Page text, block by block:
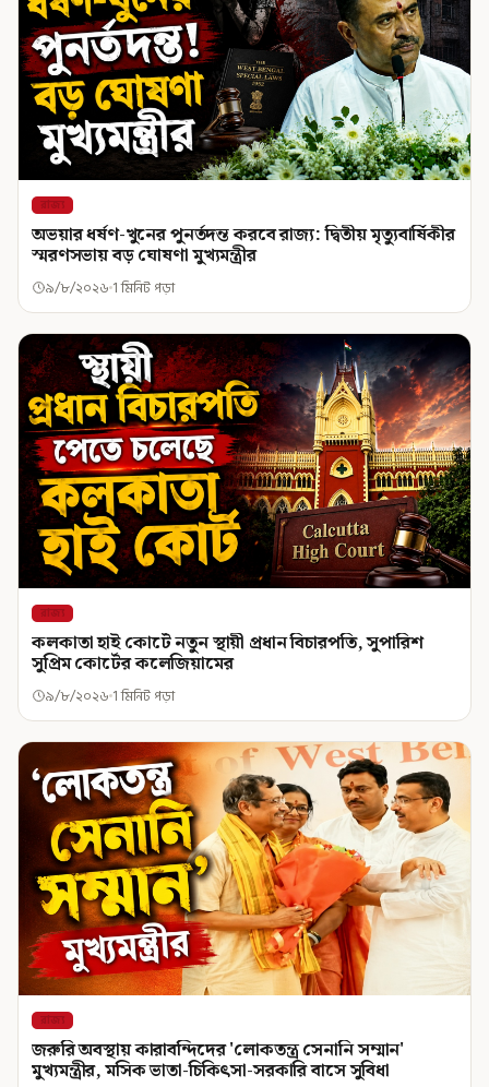
রাজ্য
অভয়ার ধর্ষণ-খুনের পুনর্তদন্ত করবে রাজ্য: দ্বিতীয় মৃত্যুবার্ষিকীর
স্মরণসভায় বড় ঘোষণা মুখ্যমন্ত্রীর
৯/৮/২০২৬ 1 মিনিট পড়া
রাজ্য
কলকাতা হাই কোর্টে নতুন স্থায়ী প্রধান বিচারপতি, সুপারিশ
সুপ্রিম কোর্টের কলেজিয়ামের
৯/৮/২০২৬ 1 মিনিট পড়া
রাজ্য
জরুরি অবস্থায় কারাবন্দিদের 'লোকতন্ত্র সেনানি সম্মান'
মুখ্যমন্ত্রীর, মসিক ভাতা-চিকিৎসা-সরকারি বাসে সুবিধা